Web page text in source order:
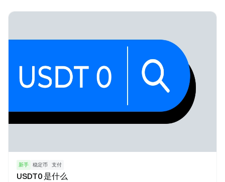
新手 稳定币 支付
USDT0 是什么